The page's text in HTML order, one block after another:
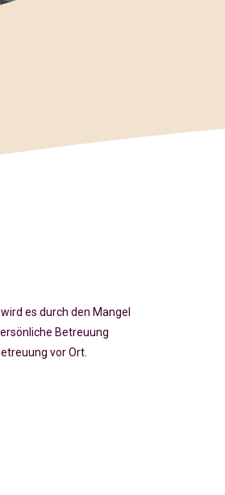
es durch den Mangel
Betreuung
vor Ort.